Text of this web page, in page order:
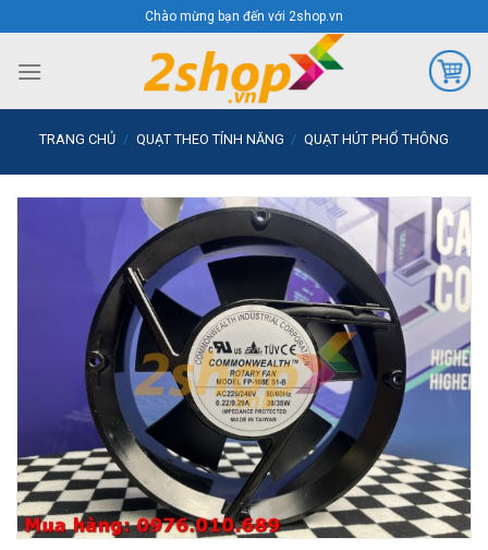
to
content
Chào mừng bạn đến với 2shop.vn
TRANG CHỦ / QUẠT THEO TÍNH NĂNG / QUẠT HÚT PHỔ THÔNG